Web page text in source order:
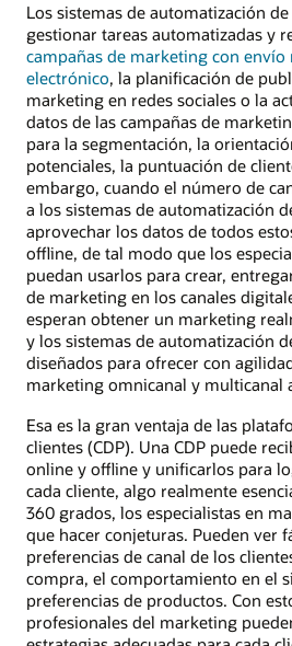
Los sistemas de automatización
gestionar tareas automatizadas y
campañas de marketing con envío
electrónico, la planificación de
marketing en redes sociales o la
datos de las campañas de
para la segmentación, la
potenciales, la puntuación de
embargo, cuando el número de
a los sistemas de automatización
aprovechar los datos de todos
offline, de tal modo que los
puedan usarlos para crear,
de marketing en los canales
esperan obtener un marketing
y los sistemas de automatización
diseñados para ofrecer con
marketing omnicanal y multicanal
Esa es la gran ventaja de las
clientes (CDP). Una CDP puede
online y offline y unificarlos para
cada cliente, algo realmente
360 grados, los especialistas en
que hacer conjeturas. Pueden ver
preferencias de canal de los
compra, el comportamiento en el
preferencias de productos. Con
profesionales del marketing